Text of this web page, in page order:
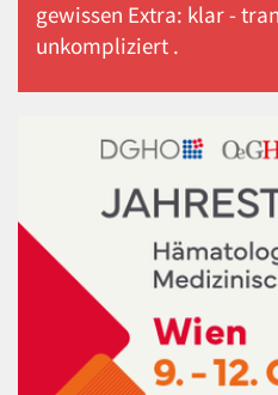
gewissen Extra: klar -
unkompliziert .